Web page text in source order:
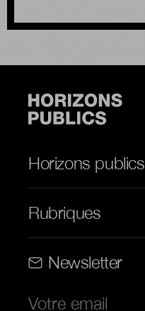
Horizons publics
Rubriques
Newsletter